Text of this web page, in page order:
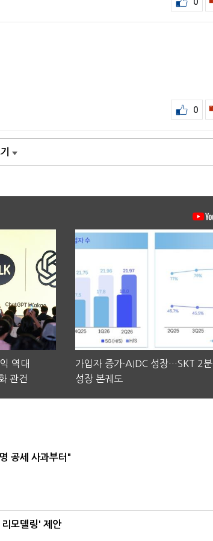
0
0
역대
관건
가입자 증가·AIDC 성장…SKT 2
성장 본궤도
공세 사과부터"
모델링' 제안